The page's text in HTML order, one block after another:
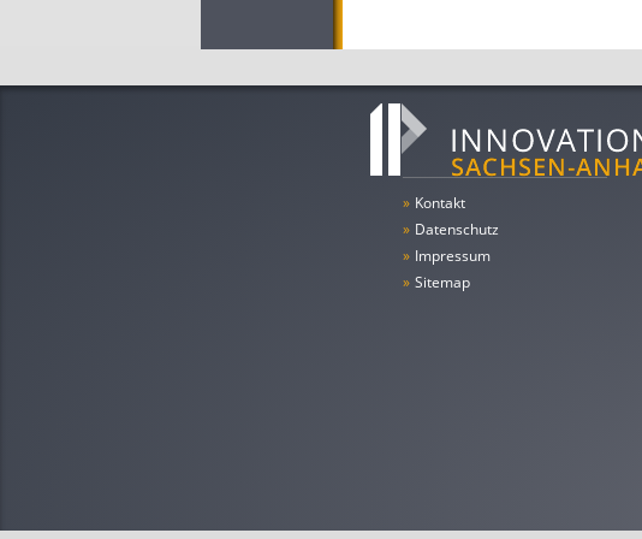
» Kontakt
» Datenschutz
» Impressum
» Sitemap